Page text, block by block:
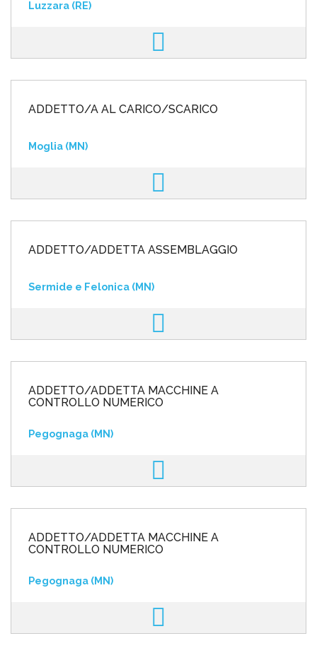
Luzzara (RE)
ADDETTO/A AL CARICO/SCARICO
Moglia (MN)
ADDETTO/ADDETTA ASSEMBLAGGIO
Sermide e Felonica (MN)
ADDETTO/ADDETTA MACCHINE A
CONTROLLO NUMERICO
Pegognaga (MN)
ADDETTO/ADDETTA MACCHINE A
CONTROLLO NUMERICO
Pegognaga (MN)